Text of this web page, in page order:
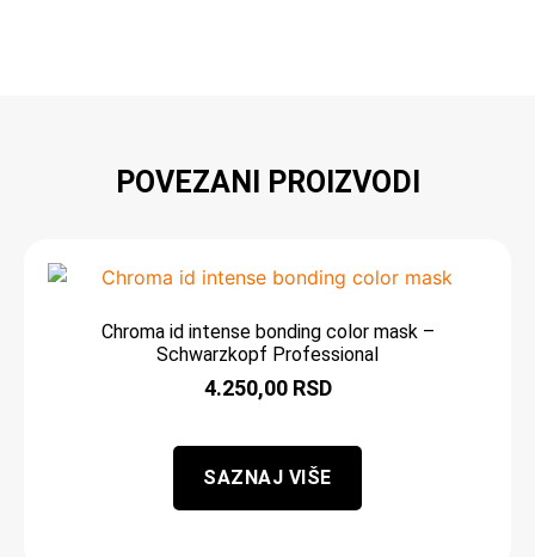
POVEZANI PROIZVODI
Chroma id intense bonding color mask –
Schwarzkopf Professional
4.250,00 RSD
SAZNAJ VIŠE